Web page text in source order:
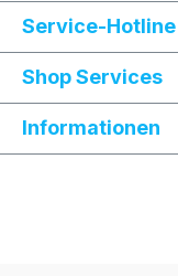
Service-Hotline
Shop Services
Informationen